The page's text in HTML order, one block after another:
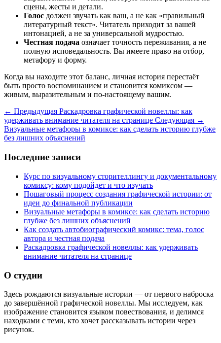
сцены, жесты и детали.
Голос должен звучать как ваш, а не как «правильный
литературный текст». Читатель приходит за вашей
интонацией, а не за универсальной мудростью.
Честная подача означает точность переживания, а не
полную исповедальность. Вы имеете право на отбор,
метафору и форму.
Когда вы находите этот баланс, личная история перестаёт
быть просто воспоминанием и становится комиксом —
живым, выразительным и по-настоящему вашим.
← Предыдущая Раскадровка графической новеллы: как
удерживать внимание читателя на странице Следующая →
Визуальные метафоры в комиксе: как сделать историю глубже
без лишних объяснений
Последние записи
Курс по визуальному сторителлингу и документальному
комиксу: кому подойдет и что изучать
Пошаговый процесс создания графической истории: от
идеи до финальной публикации
Визуальные метафоры в комиксе: как сделать историю
глубже без лишних объяснений
Как создать автобиографический комикс: тема, голос
автора и честная подача
Раскадровка графической новеллы: как удерживать
внимание читателя на странице
О студии
Здесь рождаются визуальные истории — от первого наброска
до завершённой графической новеллы. Мы исследуем, как
изображение становится языком повествования, и делимся
находками с теми, кто хочет рассказывать истории через
рисунок.